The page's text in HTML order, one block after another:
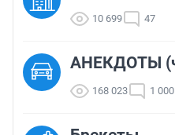
10 699 47
АНЕКДОТЫ
168 023 1 000